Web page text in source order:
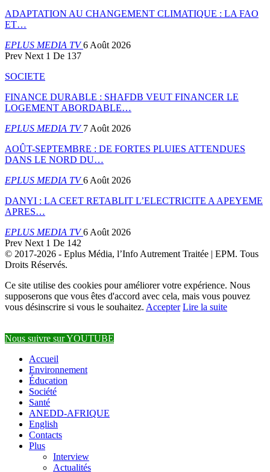
ADAPTATION AU CHANGEMENT CLIMATIQUE : LA FAO
ET…
EPLUS MEDIA TV6 Août 2026
Prev Next 1 De 137
SOCIETE
FINANCE DURABLE : SHAFDB VEUT FINANCER LE
LOGEMENT ABORDABLE…
EPLUS MEDIA TV7 Août 2026
AOÛT-SEPTEMBRE : DE FORTES PLUIES ATTENDUES
DANS LE NORD DU…
EPLUS MEDIA TV6 Août 2026
DANYI : LA CEET RETABLIT L’ELECTRICITE A APEYEME
APRES…
EPLUS MEDIA TV6 Août 2026
Prev Next 1 De 142
© 2017-2026 - Eplus Média, l’Info Autrement Traitée | EPM. Tous
Droits Réservés.
Ce site utilise des cookies pour améliorer votre expérience. Nous
supposerons que vous êtes d'accord avec cela, mais vous pouvez
vous désinscrire si vous le souhaitez. Accepter Lire la suite
Nous suivre sur YOUTUBE
Accueil
Environnement
Éducation
Société
Santé
ANEDD-AFRIQUE
English
Contacts
Plus
Interview
Actualités